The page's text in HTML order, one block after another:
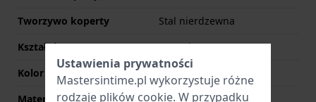
Tworzywo koperty
Stal nierdzewna
Kształt koperty
Prostokątny
Kolor koperty
Srebrny
Materiał tyłu koperty
Stal nierdzewna
Ustawienia prywatności
Mastersintime.pl wykorzystuje różne
rodzaje plików cookie. W przypadku